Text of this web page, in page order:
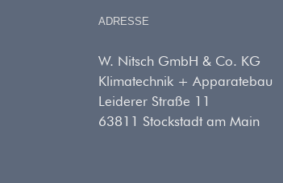
ADRESSE
W. Nitsch GmbH & Co. KG
Klimatechnik + Apparatebau
Leiderer Straße 11
63811 Stockstadt am Main